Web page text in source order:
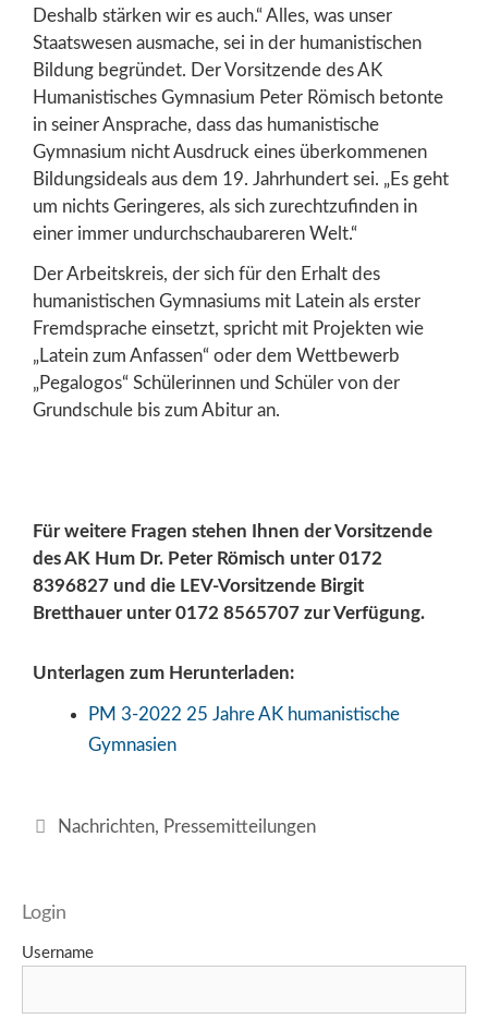
Deshalb stärken wir es auch.“ Alles, was unser
Staatswesen ausmache, sei in der humanistischen
Bildung begründet. Der Vorsitzende des AK
Humanistisches Gymnasium Peter Römisch betonte
in seiner Ansprache, dass das humanistische
Gymnasium nicht Ausdruck eines überkommenen
Bildungsideals aus dem 19. Jahrhundert sei. „Es geht
um nichts Geringeres, als sich zurechtzufinden in
einer immer undurchschaubareren Welt.“
Der Arbeitskreis, der sich für den Erhalt des
humanistischen Gymnasiums mit Latein als erster
Fremdsprache einsetzt, spricht mit Projekten wie
„Latein zum Anfassen“ oder dem Wettbewerb
„Pegalogos“ Schülerinnen und Schüler von der
Grundschule bis zum Abitur an.
Für weitere Fragen stehen Ihnen der Vorsitzende
des AK Hum Dr. Peter Römisch unter 0172
8396827 und die LEV-Vorsitzende Birgit
Bretthauer unter 0172 8565707 zur Verfügung.
Unterlagen zum Herunterladen:
PM 3-2022 25 Jahre AK humanistische
Gymnasien
Kategorien
Nachrichten, Pressemitteilungen
Login
Username